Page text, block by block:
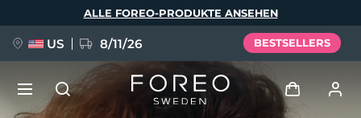
ALLE FOREO-PRODUKTE ANSEHEN
US 8/11/26 BESTSELLERS